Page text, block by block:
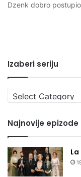
Dzenk dobro
Izaberi seriju
Izaberi
seriju
Najnovije epizode